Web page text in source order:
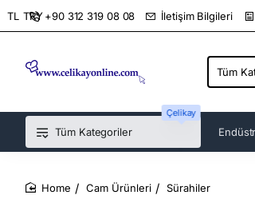
+90 312 319 08 08 İletişim Bilgileri
TL TRY
Tüm
Ürün
Ara...
Tüm Kategoriler
Çelikay
Cam Ürünleri Sürahiler